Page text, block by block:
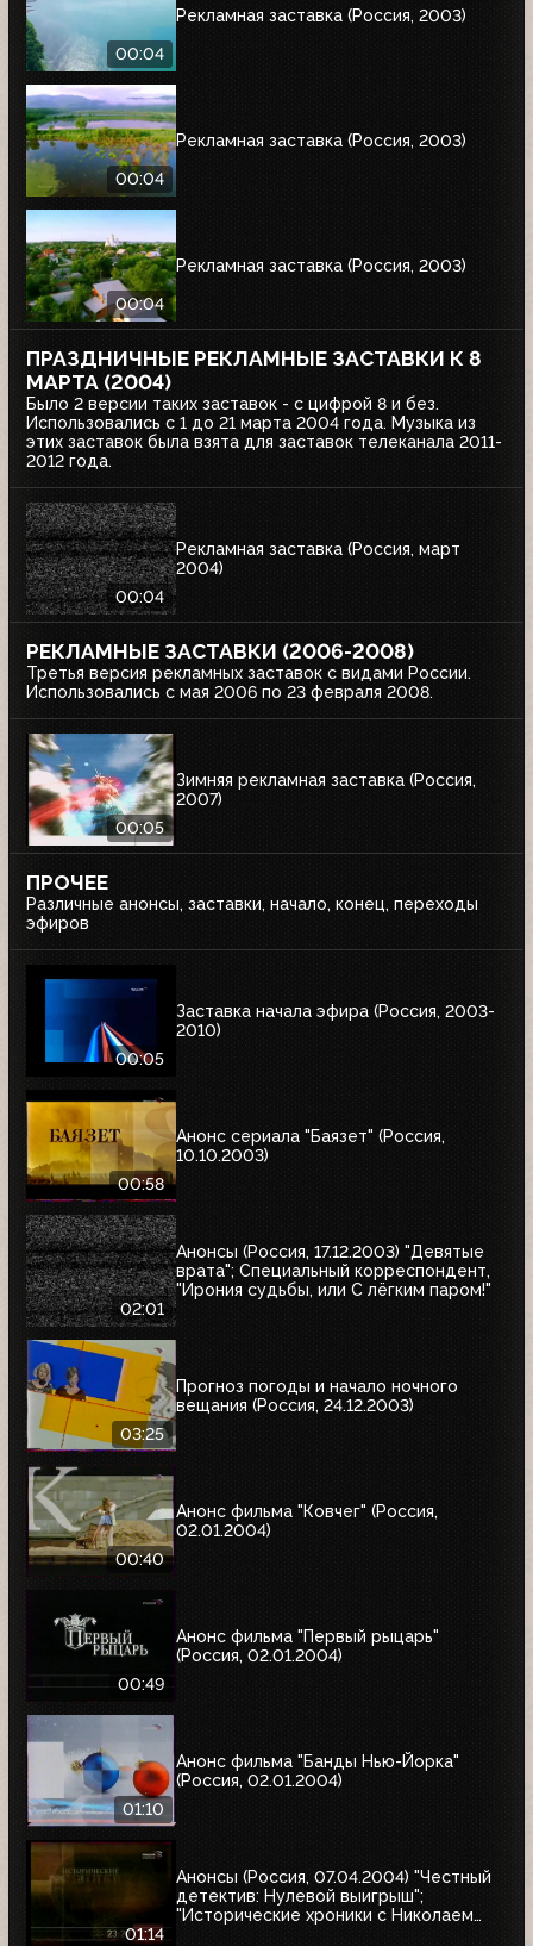
00:04
Рекламная заставка (Россия, 2003)
00:04
Рекламная заставка (Россия, 2003)
00:04
Рекламная заставка (Россия, 2003)
ПРАЗДНИЧНЫЕ РЕКЛАМНЫЕ ЗАСТАВКИ К 8
МАРТА (2004)
Было 2 версии таких заставок - с цифрой 8 и без.
Использовались с 1 до 21 марта 2004 года. Музыка из
этих заставок была взята для заставок телеканала 2011-
2012 года.
00:04
Рекламная заставка (Россия, март
2004)
РЕКЛАМНЫЕ ЗАСТАВКИ (2006-2008)
Третья версия рекламных заставок с видами России.
Использовались с мая 2006 по 23 февраля 2008.
00:05
Зимняя рекламная заставка (Россия,
2007)
ПРОЧЕЕ
Различные анонсы, заставки, начало, конец, переходы
эфиров
00:05
Заставка начала эфира (Россия, 2003-
2010)
00:58
Анонс сериала "Баязет" (Россия,
10.10.2003)
02:01
Анонсы (Россия, 17.12.2003) "Девятые
врата"; Специальный корреспондент,
"Ирония судьбы, или С лёгким паром!"
03:25
Прогноз погоды и начало ночного
вещания (Россия, 24.12.2003)
00:40
Анонс фильма "Ковчег" (Россия,
02.01.2004)
00:49
Анонс фильма "Первый рыцарь"
(Россия, 02.01.2004)
01:10
Анонс фильма "Банды Нью-Йорка"
(Россия, 02.01.2004)
01:14
Анонсы (Россия, 07.04.2004) "Честный
детектив: Нулевой выигрыш";
"Исторические хроники с Николаем